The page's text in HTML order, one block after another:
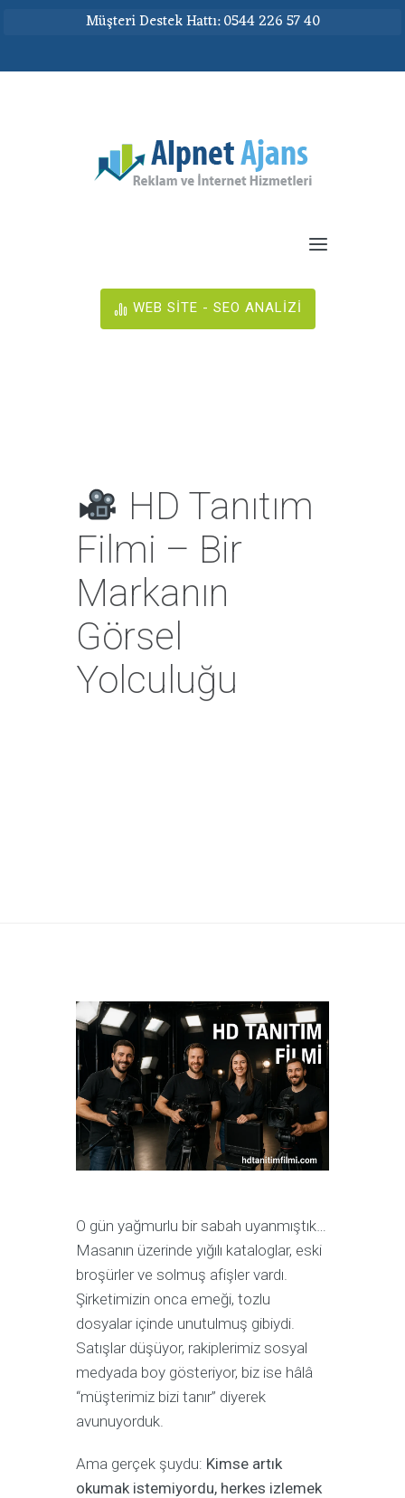
Müşteri Destek Hattı: 0544 226 57 40
WEB SİTE - SEO ANALİZİ
HD Tanıtım
Filmi – Bir
Markanın
Görsel
Yolculuğu
O gün yağmurlu bir sabah uyanmıştık…
Masanın üzerinde yığılı kataloglar, eski
broşürler ve solmuş afişler vardı.
Şirketimizin onca emeği, tozlu
dosyalar içinde unutulmuş gibiydi.
Satışlar düşüyor, rakiplerimiz sosyal
medyada boy gösteriyor, biz ise hâlâ
“müşterimiz bizi tanır” diyerek
avunuyorduk.
Ama gerçek şuydu: Kimse artık
okumak istemiyordu, herkes izlemek